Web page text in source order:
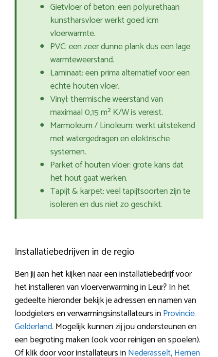
Gietvloer of beton: een polyurethaan
kunstharsvloer werkt goed icm
vloerwarmte.
PVC: een zeer dunne plank dus een lage
warmteweerstand.
Laminaat: een prima alternatief voor een
echte houten vloer.
Vinyl: thermische weerstand van
maximaal 0,15 m² K/W is vereist.
Marmoleum / Linoleum: werkt uitstekend
met watergedragen en elektrische
systemen.
Parket of houten vloer: grote kans dat
het hout gaat werken.
Tapijt & karpet: veel tapijtsoorten zijn te
isoleren en dus niet zo geschikt.
Installatiebedrijven in de regio
Ben jij aan het kijken naar een installatiebedrijf voor
het installeren van vloerverwarming in Leur? In het
gedeelte hieronder bekijk je adressen en namen van
loodgieters en verwarmingsinstallateurs inProvincie
Gelderland. Mogelijk kunnen zij jou ondersteunen en
een begroting maken (ook voor reinigen en spoelen).
Of klik door voor installateurs inNederasselt,Hernen